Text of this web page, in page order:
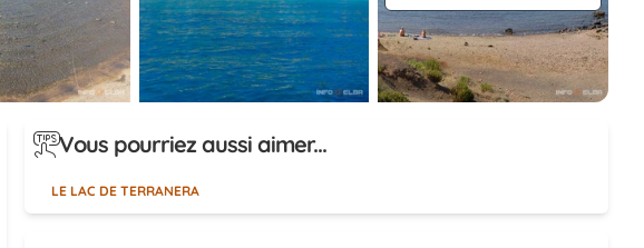
Vous pourriez aussi aimer...
LE LAC DE TERRANERA